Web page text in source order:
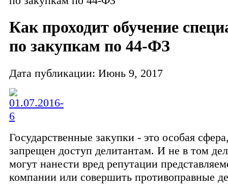
Как проходит обучение
по закупкам по 44-ФЗ
Дата публикации: Июнь 9, 2017
Государственные закупки - это особая
запрещен доступ делитантам. И не в том
могут нанести вред репутации
компании или совершить противоправные